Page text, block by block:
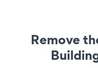
Remove